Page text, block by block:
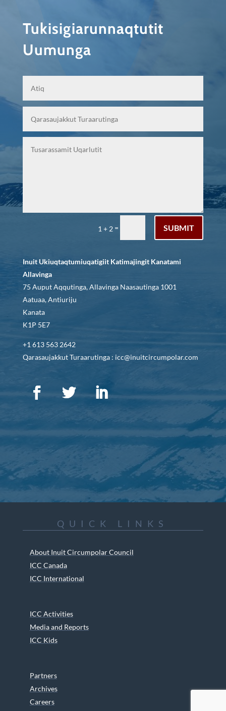
Tukisigiarunnaqtutit
Uumunga
1 + 2 = SUBMIT
Inuit Ukiuqtaqtumiuqatigiit Katimajingit Kanatami
Allavinga
75 Auput Aqqutinga, Allavinga Naasautinga 1001
Aatuaa, Antiuriju
Kanata
K1P 5E7
+1 613 563 2642
Qarasaujakkut Turaarutinga : icc@inuitcircumpolar.com
QUICK LINKS
About Inuit Circumpolar Council
ICC Canada
ICC International
ICC Activities
Media and Reports
ICC Kids
Partners
Archives
Careers